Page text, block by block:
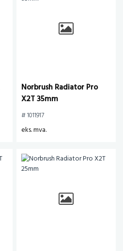
Norbrush Radiator Pro
X2T 35mm
# 1011917
eks. mva.